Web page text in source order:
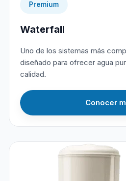
Premium
Waterfall
Uno de los sistemas más
diseñado para ofrecer agua
calidad.
Conocer